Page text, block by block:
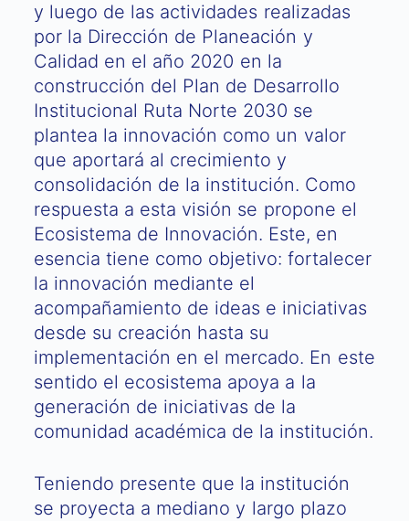
y luego de las actividades realizadas
por la Dirección de Planeación y
Calidad en el año 2020 en la
construcción del Plan de Desarrollo
Institucional Ruta Norte 2030 se
plantea la innovación como un valor
que aportará al crecimiento y
consolidación de la institución. Como
respuesta a esta visión se propone el
Ecosistema de Innovación. Este, en
esencia tiene como objetivo: fortalecer
la innovación mediante el
acompañamiento de ideas e iniciativas
desde su creación hasta su
implementación en el mercado. En este
sentido el ecosistema apoya a la
generación de iniciativas de la
comunidad académica de la institución.
Teniendo presente que la institución
se proyecta a mediano y largo plazo